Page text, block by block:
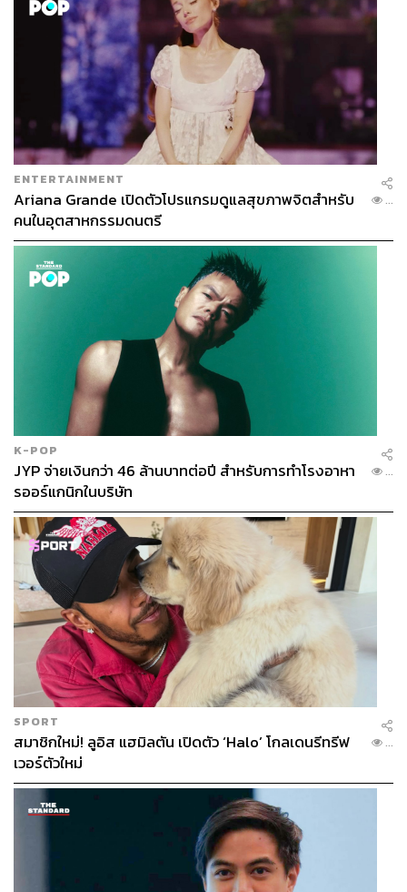
ENTERTAINMENT
Ariana Grande เปิดตัวโปรแกรมดูแลสุขภาพจิตสำหรับ
คนในอุตสาหกรรมดนตรี
...
K-POP
JYP จ่ายเงินกว่า 46 ล้านบาทต่อปี สำหรับการทำโรงอาหา
รออร์แกนิกในบริษัท
...
SPORT
สมาชิกใหม่! ลูอิส แฮมิลตัน เปิดตัว ‘Halo’ โกลเดนรีทรีฟ
เวอร์ตัวใหม่
...